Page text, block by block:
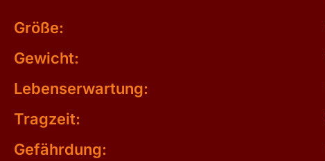
Größe:
Gewicht:
Lebenserwartung:
Tragzeit:
Gefährdung: